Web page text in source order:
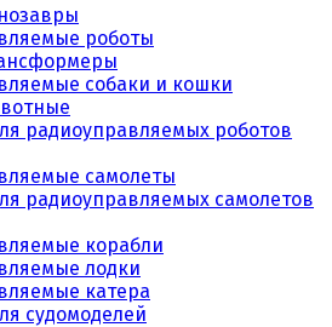
роботы
собаки и кошки
радиоуправляемых роботов
самолеты
радиоуправляемых самолетов
корабли
лодки
катера
судомоделей